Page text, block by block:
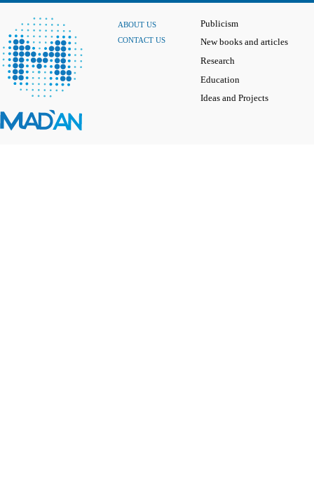
ABOUT US
CONTACT US
Publicism
New books and articles
Research
Education
Ideas and Projects